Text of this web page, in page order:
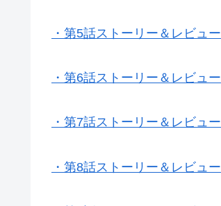
・第5話ストーリー＆レビュー
・第6話ストーリー＆レビュー
・第7話ストーリー＆レビュー
・第8話ストーリー＆レビュー